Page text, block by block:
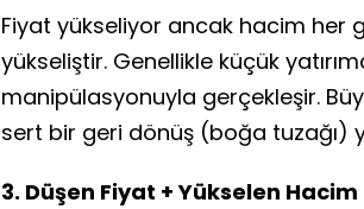
Fiyat yükseliyor ancak hacim her
yükseliştir. Genellikle küçük
manipülasyonuyla gerçekleşir.
sert bir geri dönüş (boğa tuzağı)
3. Düşen Fiyat + Yükselen